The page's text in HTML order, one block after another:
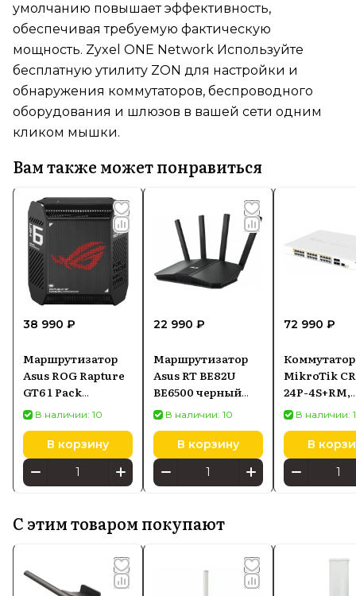
умолчанию повышает эффективность,
обеспечивая требуемую фактическую
мощность. Zyxel ONE Network Используйте
бесплатную утилиту ZON для настройки и
обнаружения коммутаторов, беспроводного
оборудования и шлюзов в вашей сети одним
кликом мышки.
Вам также может понравиться
38 990 ₽
Маршрутизатор
Asus ROG Rapture
GT6 1 Pack
(90IG07F0MU9A30)
черный
В наличии: 10
В корзину
22 990 ₽
Маршрутизатор
Asus RT BE82U
BE6500 черный
(90IG0990MO9B00)
В наличии: 10
В корзину
72 990 ₽
Коммутатор
MikroTik
24P-4S+RM,
24×Gigabit
Ethernet
4×SFP+
В наличии:
В
С этим товаром покупают